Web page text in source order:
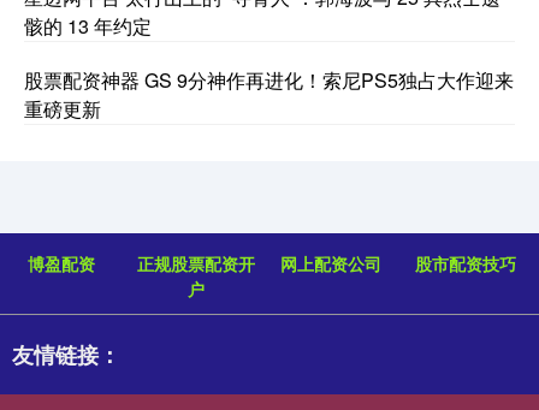
骸的 13 年约定
股票配资神器 GS 9分神作再进化！索尼PS5独占大作迎来
重磅更新
博盈配资
正规股票配资开
户
网上配资公司 股市配资技巧
友情链接：